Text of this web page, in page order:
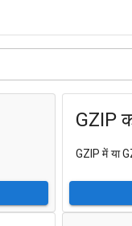
GZIP
GZIP में या